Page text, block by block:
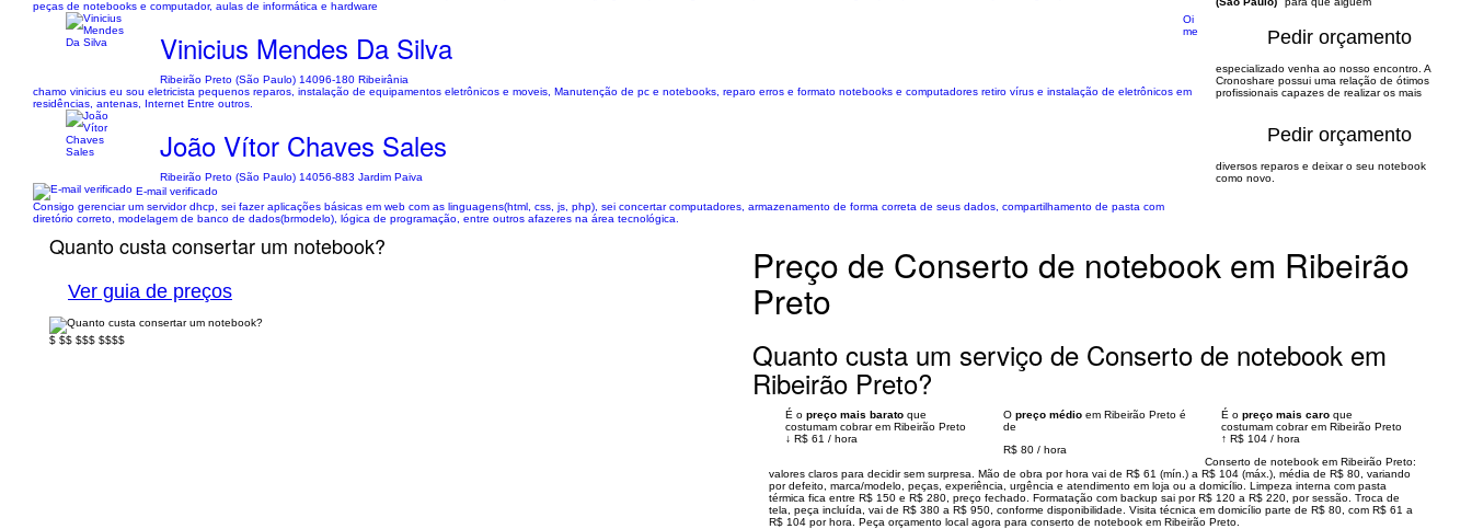
peças de notebooks e computador, aulas de informática e hardware
Vinicius Mendes Da Silva
Ribeirão Preto (São Paulo) 14096-180 Ribeirânia
Oi
me
chamo vinicius eu sou eletricista pequenos reparos, instalação de equipamentos eletrônicos e moveis, Manutenção de pc e notebooks, reparo erros e formato notebooks e computadores retiro vírus e instalação de eletrônicos em
residências, antenas, Internet Entre outros.
Pedir orçamento
João Vítor Chaves Sales
Ribeirão Preto (São Paulo) 14056-883 Jardim Paiva
E-mail verificado
Consigo gerenciar um servidor dhcp, sei fazer aplicações básicas em web com as linguagens(html, css, js, php), sei concertar computadores, armazenamento de forma correta de seus dados, compartilhamento de pasta com
diretório correto, modelagem de banco de dados(brmodelo), lógica de programação, entre outros afazeres na área tecnológica.
Pedir orçamento
Quanto custa consertar um notebook?
Ver guia de preços
$ $$ $$$ $$$$
Preço de Conserto de notebook em Ribeirão
Preto
Quanto custa um serviço de Conserto de notebook em
Ribeirão Preto?
É o preço mais barato que
costumam cobrar em Ribeirão Preto
↓ R$ 61 / hora
O preço médio em Ribeirão Preto é
de
R$ 80 / hora
É o preço mais caro que
costumam cobrar em Ribeirão Preto
↑ R$ 104 / hora
Conserto de notebook em Ribeirão Preto:
valores claros para decidir sem surpresa. Mão de obra por hora vai de R$ 61 (mín.) a R$ 104 (máx.), média de R$ 80, variando
por defeito, marca/modelo, peças, experiência, urgência e atendimento em loja ou a domicílio. Limpeza interna com pasta
térmica fica entre R$ 150 e R$ 280, preço fechado. Formatação com backup sai por R$ 120 a R$ 220, por sessão. Troca de
tela, peça incluída, vai de R$ 380 a R$ 950, conforme disponibilidade. Visita técnica em domicílio parte de R$ 80, com R$ 61 a
R$ 104 por hora. Peça orçamento local agora para conserto de notebook em Ribeirão Preto.
especializado venha ao nosso encontro. A
Cronoshare possui uma relação de ótimos
profissionais capazes de realizar os mais
diversos reparos e deixar o seu notebook
como novo.